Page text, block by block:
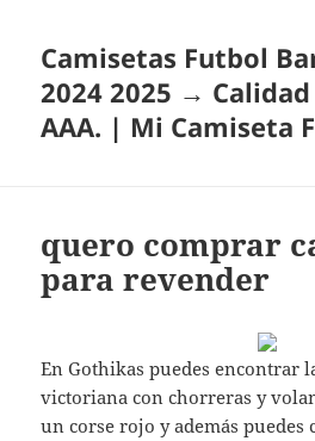
Camisetas Futbol
2024 2025 → Calidad
AAA. | Mi Camiseta
quero comprar
para revender
En Gothikas puedes encontrar
victoriana con chorreras y
un corse rojo y además